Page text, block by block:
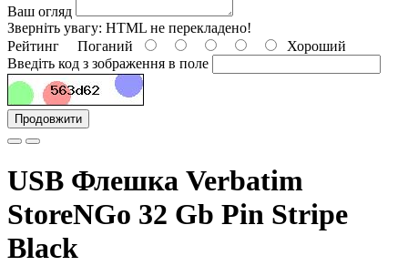
Ваш огляд
Зверніть увагу: HTML не перекладено!
Рейтинг Поганий
Хороший
Введіть код з зображення в поле
Продовжити
USB Флешка Verbatim
StoreNGo 32 Gb Pin Stripe
Black